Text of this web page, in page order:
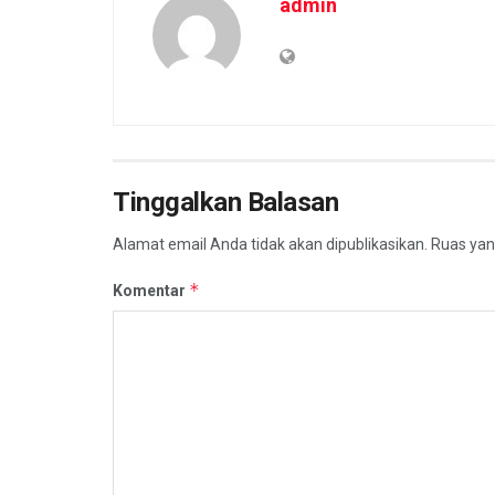
admin
Tinggalkan Balasan
Alamat email Anda tidak akan dipublikasikan. Ruas
Komentar *